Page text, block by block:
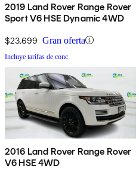
2019 Land Rover Range Rover
Sport V6 HSE Dynamic 4WD
$23,699 Gran oferta
Incluye tarifas de conc.
2016 Land Rover Range Rover
V6 HSE 4WD